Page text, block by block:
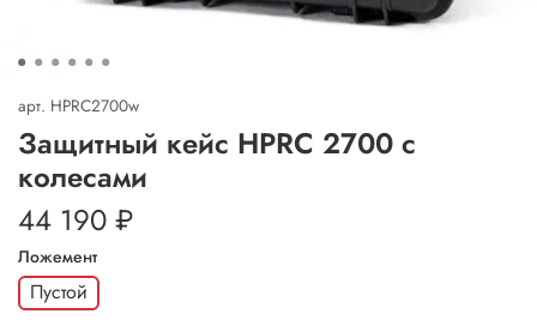
арт. HPRC2700w
Защитный кейс HPRC 2700 с
колесами
44 190 ₽
Ложемент
Пустой